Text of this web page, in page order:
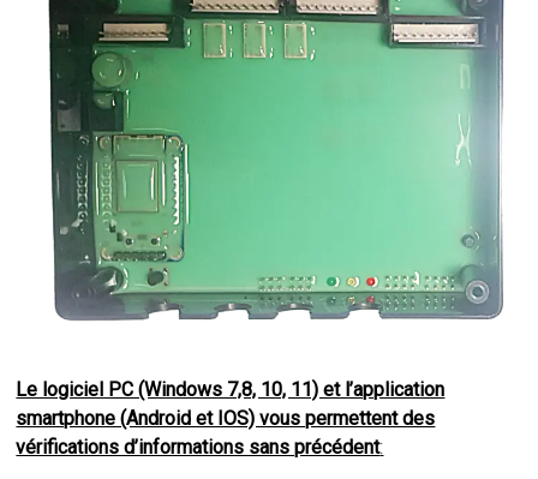
Le logiciel PC (Windows 7,8, 10, 11) et l’application
smartphone (Android et IOS) vous permettent des
vérifications d’informations sans précédent: